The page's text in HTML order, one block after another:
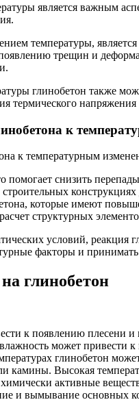
является важным
температуры,
трещин и
глинобетон также
термического
к
помогает снизить
которые имеют
структурных
условий,
факторы и
глинобетон
к появлению плесени
может
глинобетон
камины. Высокая
активные
и вымывание основных